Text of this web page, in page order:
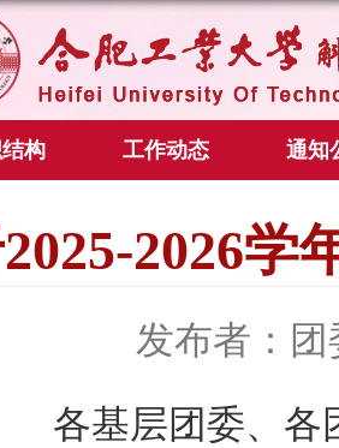
构 工作动态 通知
2026
发布者：团
各基层团委、各